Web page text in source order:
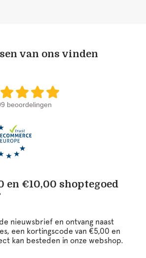
van ons vinden
beoordelingen
en €10,00 shoptegoed
nieuwsbrief en ontvang naast
een kortingscode van €5,00 en
kan besteden in onze webshop.